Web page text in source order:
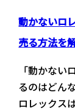
動かないロ
売る方法を
「動かな
るのはどん
ロレックス